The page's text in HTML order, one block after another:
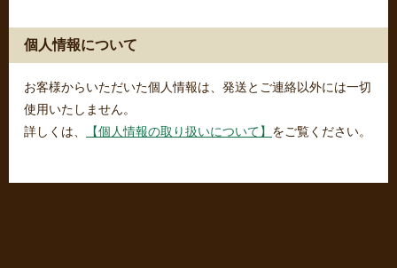
個人情報について
お客様からいただいた個人情報は、発送とご連絡以外には一切
使用いたしません。
詳しくは、
【個人情報の取り扱いについて】 をご覧ください。